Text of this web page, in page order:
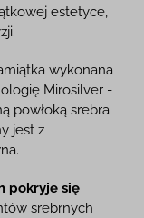
estetyce,
wykonana
Mirosilver -
powłoką srebra
jest z
pokryje się
srebrnych